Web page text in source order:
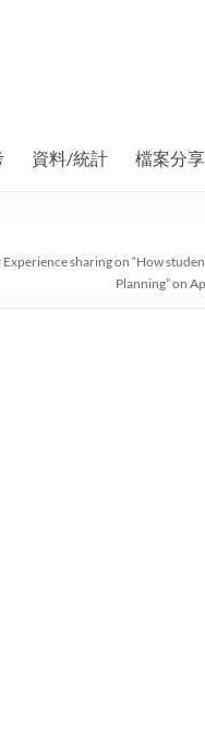
資料/統計 檔案分享
Experience sharing on “How
Planning” on